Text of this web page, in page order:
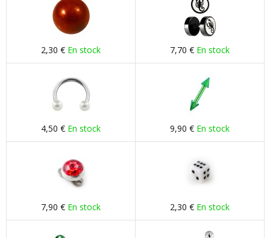
2,30 € En stock 7,70 € En stock
4,50 € En stock 9,90 € En stock
7,90 € En stock 2,30 € En stock